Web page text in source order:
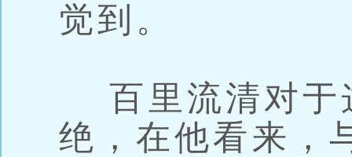
觉到。
百里流清对于
绝，在他看来，